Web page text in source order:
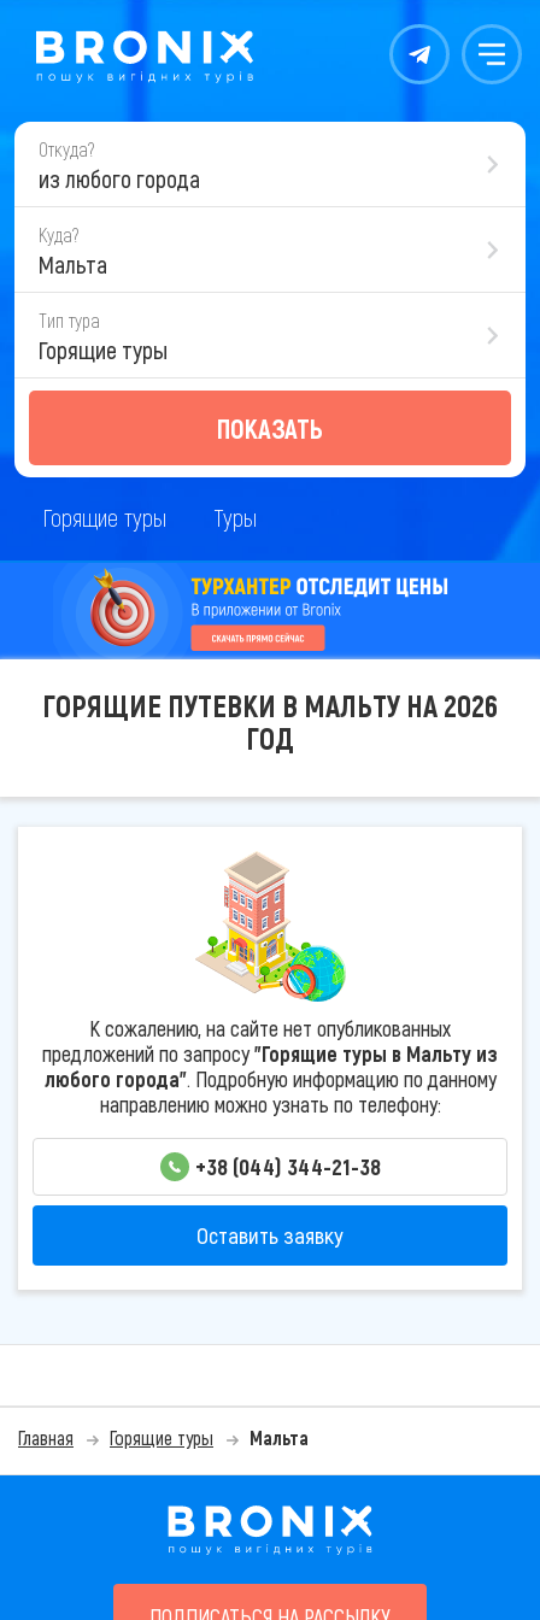
Контакты Меню
Откуда?
из любого города
Куда?
Мальта
Тип тура
Горящие туры
ПОКАЗАТЬ
Горящие туры Туры
ГОРЯЩИЕ ПУТЕВКИ В МАЛЬТУ НА 2026
ГОД
К сожалению, на сайте нет опубликованных
предложений по запросу"Горящие туры в Мальту из
любого города". Подробную информацию по данному
направлению можно узнать по телефону:
+38 (044) 344-21-38
Оставить заявку
Главная Горящие туры Мальта